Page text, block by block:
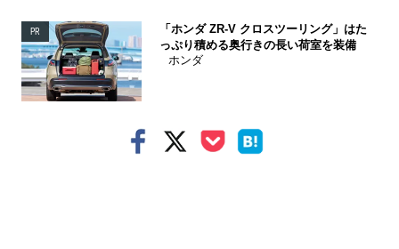
PR
「ホンダ ZR-V クロスツーリング」はた
っぷり積める奥行きの長い荷室を装備
ホンダ